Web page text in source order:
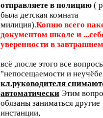
отправляете в полицию (
была детская комната
милиция).Копию всего
документом школе и
уверенности в
всё ,после этого все
"непосещаемости и
кл.руководителя
автоматически Этим
обязаны заниматься другие
инстанции,